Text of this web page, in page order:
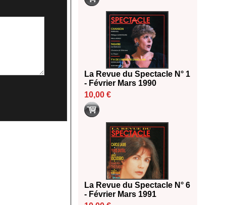
La Revue du Spectacle N° 1
- Février Mars 1990
10,00 €
La Revue du Spectacle N° 6
- Février Mars 1991